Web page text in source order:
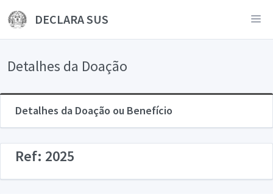
DECLARA SUS
Detalhes da Doação
Detalhes da Doação ou Benefício
Ref: 2025